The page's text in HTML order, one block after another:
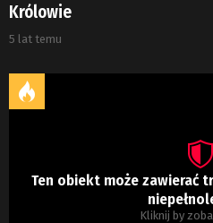
Królowie
5 lat temu
Ten obiekt może zawierać
Kliknij by